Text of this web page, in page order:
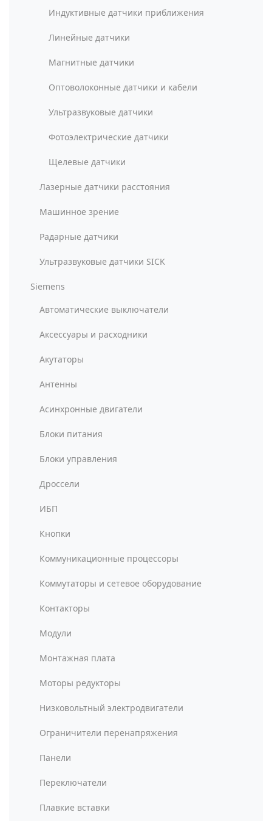
Индуктивные датчики приближения
Линейные датчики
Магнитные датчики
Оптоволоконные датчики и кабели
Ультразвуковые датчики
Фотоэлектрические датчики
Щелевые датчики
Лазерные датчики расстояния
Машинное зрение
Радарные датчики
Ультразвуковые датчики SICK
Siemens
Автоматические выключатели
Аксессуары и расходники
Акутаторы
Антенны
Асинхронные двигатели
Блоки питания
Блоки управления
Дроссели
ИБП
Кнопки
Коммуникационные процессоры
Коммутаторы и сетевое оборудование
Контакторы
Модули
Монтажная плата
Моторы редукторы
Низковольтный электродвигатели
Ограничители перенапряжения
Панели
Переключатели
Плавкие вставки